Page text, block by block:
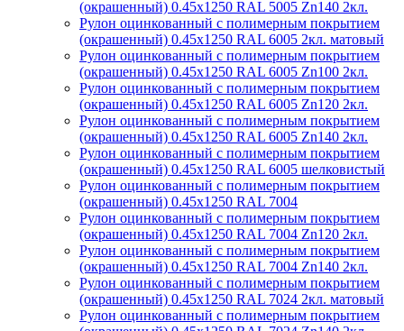
(окрашенный) 0.45x1250 RAL 5005 Zn140 2кл.
Рулон оцинкованный с полимерным покрытием
(окрашенный) 0.45x1250 RAL 6005 2кл. матовый
Рулон оцинкованный с полимерным покрытием
(окрашенный) 0.45x1250 RAL 6005 Zn100 2кл.
Рулон оцинкованный с полимерным покрытием
(окрашенный) 0.45x1250 RAL 6005 Zn120 2кл.
Рулон оцинкованный с полимерным покрытием
(окрашенный) 0.45x1250 RAL 6005 Zn140 2кл.
Рулон оцинкованный с полимерным покрытием
(окрашенный) 0.45x1250 RAL 6005 шелковистый
Рулон оцинкованный с полимерным покрытием
(окрашенный) 0.45x1250 RAL 7004
Рулон оцинкованный с полимерным покрытием
(окрашенный) 0.45x1250 RAL 7004 Zn120 2кл.
Рулон оцинкованный с полимерным покрытием
(окрашенный) 0.45x1250 RAL 7004 Zn140 2кл.
Рулон оцинкованный с полимерным покрытием
(окрашенный) 0.45x1250 RAL 7024 2кл. матовый
Рулон оцинкованный с полимерным покрытием